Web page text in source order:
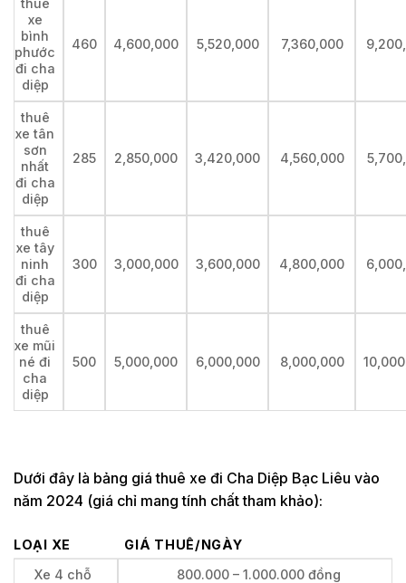
thuê
xe
bình
phước
đi cha
diệp
460 4,600,000 5,520,000 7,360,000
thuê
xe tân
sơn
nhất
đi cha
diệp
285 2,850,000 3,420,000 4,560,000
thuê
xe tây
ninh
đi cha
diệp
300 3,000,000 3,600,000 4,800,000
thuê
xe mũi
né đi
cha
diệp
500 5,000,000 6,000,000 8,000,000
Dưới đây là bảng giá thuê xe đi Cha Diệp Bạc Liêu vào
năm 2024 (giá chỉ mang tính chất tham khảo):
LOẠI XE
GIÁ THUÊ/NGÀY
Xe 4 chỗ
800.000 – 1.000.000 đồng